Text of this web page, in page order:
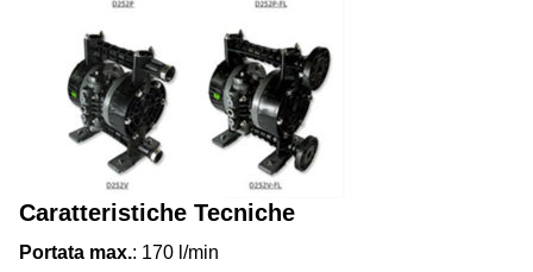
Caratteristiche Tecniche
Portata max.: 170 l/min